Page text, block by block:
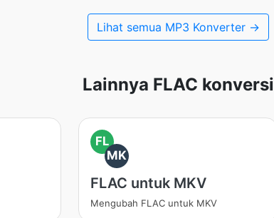
Lihat semua MP3 Konverter →
Lainnya FLAC konversi
FL
MK
FLAC untuk MKV
Mengubah FLAC untuk MKV